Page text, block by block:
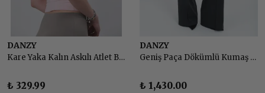
DANZY
Kare Yaka Kalın Askılı Atlet Body
₺ 329.99
DANZY
Geniş Paça Dökümlü Kumaş Pantolon
₺ 1,430.00